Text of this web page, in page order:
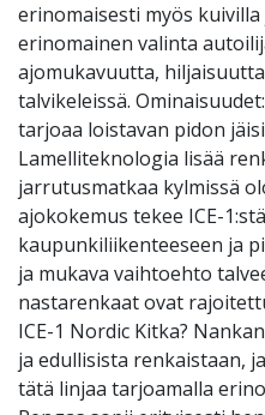
erinomaisesti myös kuivilla
erinomainen valinta
ajomukavuutta,
talvikeleissä.
tarjoaa loistavan pidon
Lamelliteknologia lisää
jarrutusmatkaa kylmissä
ajokokemus tekee ICE-
kaupunkiliikenteeseen ja
ja mukava vaihtoehto
nastarenkaat ovat
ICE-1 Nordic Kitka?
ja edullisista renkaistaan,
tätä linjaa tarjoamalla